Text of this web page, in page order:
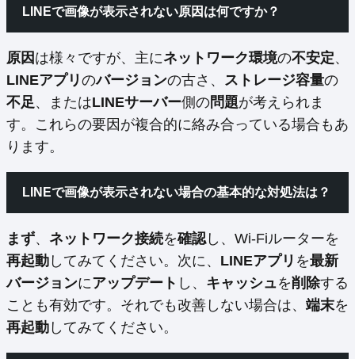
LINEで画像が表示されない原因は何ですか？
原因 は様々ですが、主にネットワーク環境の不安定、
LINEアプリ のバージョンの古さ、 ストレージ容量の
不足、またはLINEサーバー側の問題が考えられま
す。これらの要因が複合的に絡み合っている場合もあ
ります。
LINEで画像が表示されない場合の基本的な対処法は？
まず、 ネットワーク接続を確認し、Wi-Fiルーターを
再起動 してみてください。次に、 LINEアプリ を最新
バージョンにアップデート し、 キャッシュを削除する
ことも有効です。それでも改善しない場合は、 端末を
再起動 してみてください。